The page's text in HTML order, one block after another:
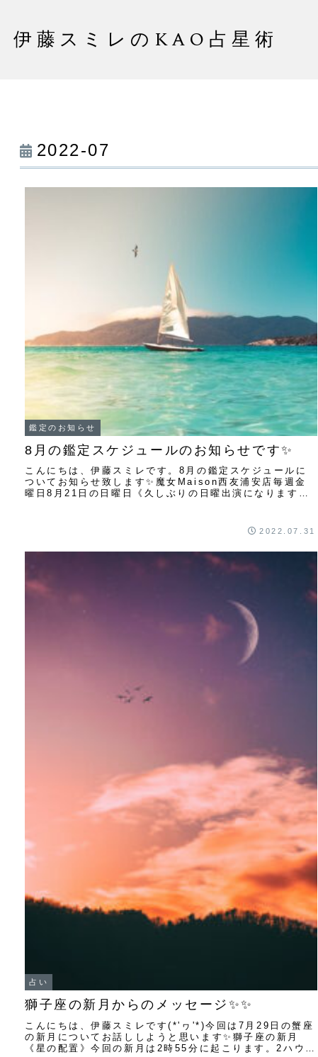
伊藤スミレのKAO占星術
2022-07
鑑定のお知らせ
8月の鑑定スケジュールのお知らせです✨
こんにちは、伊藤スミレです。8月の鑑定スケジュールに
ついてお知らせ致します✨魔女Maison西友浦安店毎週金
曜日8月21日の日曜日《久しぶりの日曜出演になります。
2022.07.31
占い
獅子座の新月からのメッセージ✨✨
こんにちは、伊藤スミレです(*'ヮ'*)今回は7月29日の蟹座
の新月についてお話ししようと思います✨獅子座の新月
《星の配置》今回の新月は2時55分に起こります。2ハウス